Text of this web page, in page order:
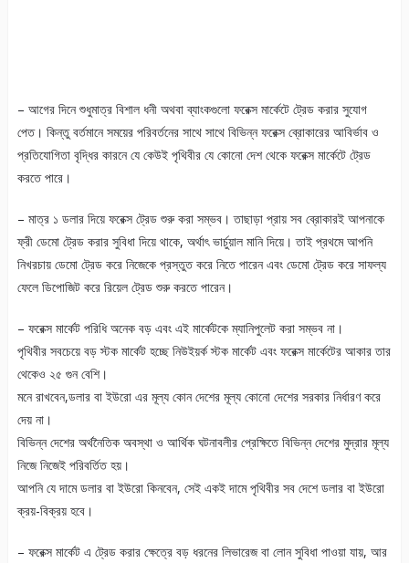
– আগের দিনে শুধুমাত্র বিশাল ধনী অথবা ব্যাংকগুলো ফরেক্স মার্কেটে ট্রেড করার সুযোগ
পেত। কিন্তু বর্তমানে সময়ের পরিবর্তনের সাথে সাথে বিভিন্ন ফরেক্স ব্রোকারের আবির্ভাব ও
প্রতিযোগিতা বৃদ্ধির কারনে যে কেউই পৃথিবীর যে কোনো দেশ থেকে ফরেক্স মার্কেটে ট্রেড
করতে পারে।
– মাত্র ১ ডলার দিয়ে ফরেক্স ট্রেড শুরু করা সম্ভব। তাছাড়া প্রায় সব ব্রোকারই আপনাকে
ফ্রী ডেমো ট্রেড করার সুবিধা দিয়ে থাকে, অর্থাৎ ভার্চুয়াল মানি দিয়ে। তাই প্রথমে আপনি
নিখরচায় ডেমো ট্রেড করে নিজেকে প্রস্তুত করে নিতে পারেন এবং ডেমো ট্রেড করে সাফল্য
ফেলে ডিপোজিট করে রিয়েল ট্রেড শুরু করতে পারেন।
– ফরেক্স মার্কেট পরিধি অনেক বড় এবং এই মার্কেটকে ম্যানিপুলেট করা সম্ভব না।
পৃথিবীর সবচেয়ে বড় স্টক মার্কেট হচ্ছে নিউইয়র্ক স্টক মার্কেট এবং ফরেক্স মার্কেটের আকার তার
থেকেও ২৫ গুন বেশি।
মনে রাখবেন,ডলার বা ইউরো এর মূল্য কোন দেশের মূল্য কোনো দেশের সরকার নির্ধারণ করে
দেয় না।
বিভিন্ন দেশের অর্থনৈতিক অবস্থা ও আর্থিক ঘটনাবলীর প্রেক্ষিতে বিভিন্ন দেশের মুদ্রার মূল্য
নিজে নিজেই পরিবর্তিত হয়।
আপনি যে দামে ডলার বা ইউরো কিনবেন, সেই একই দামে পৃথিবীর সব দেশে ডলার বা ইউরো
ক্রয়-বিক্রয় হবে।
– ফরেক্স মার্কেট এ ট্রেড করার ক্ষেত্রে বড় ধরনের লিভারেজ বা লোন সুবিধা পাওয়া যায়, আর